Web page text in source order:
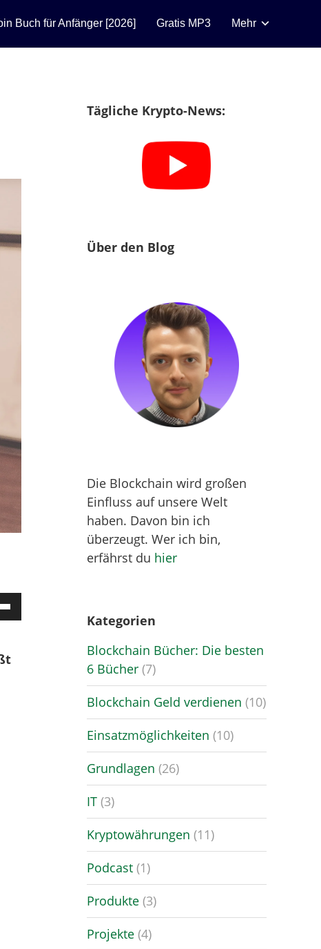
Buch für Anfänger [2026] Gratis MP3 Mehr
Runter
Tägliche Krypto-News:
Über den Blog
Die Blockchain wird großen
Einfluss auf unsere Welt
haben. Davon bin ich
überzeugt. Wer ich bin,
erfährst du hier
Kategorien
Blockchain Bücher: Die besten
6 Bücher(7)
Blockchain Geld verdienen (10)
Einsatzmöglichkeiten (10)
Grundlagen (26)
IT(3)
Kryptowährungen (11)
Podcast(1)
Produkte(3)
Projekte(4)